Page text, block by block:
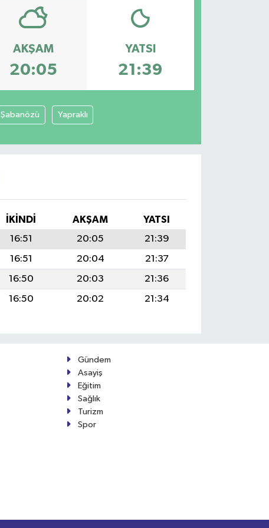
AKŞAM
20:05
YATSI
21:39
Şabanözü Yapraklı
İKINDI AKŞAM
YATSI
16:51 20:05
21:39
16:51 20:04
21:37
16:50 20:03
21:36
16:50 20:02 21:34
Gündem
Asayiş
Eğitim
Sağlık
Turizm
Spor